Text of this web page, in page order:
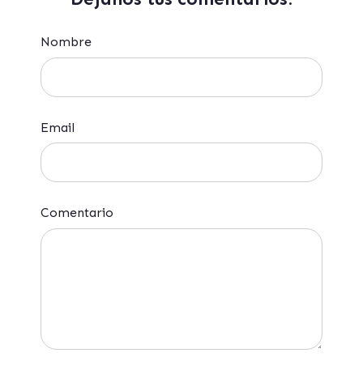
Nombre
Email
Comentario